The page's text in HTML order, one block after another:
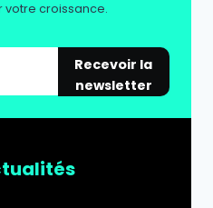
croissance.
Recevoir la
newsletter